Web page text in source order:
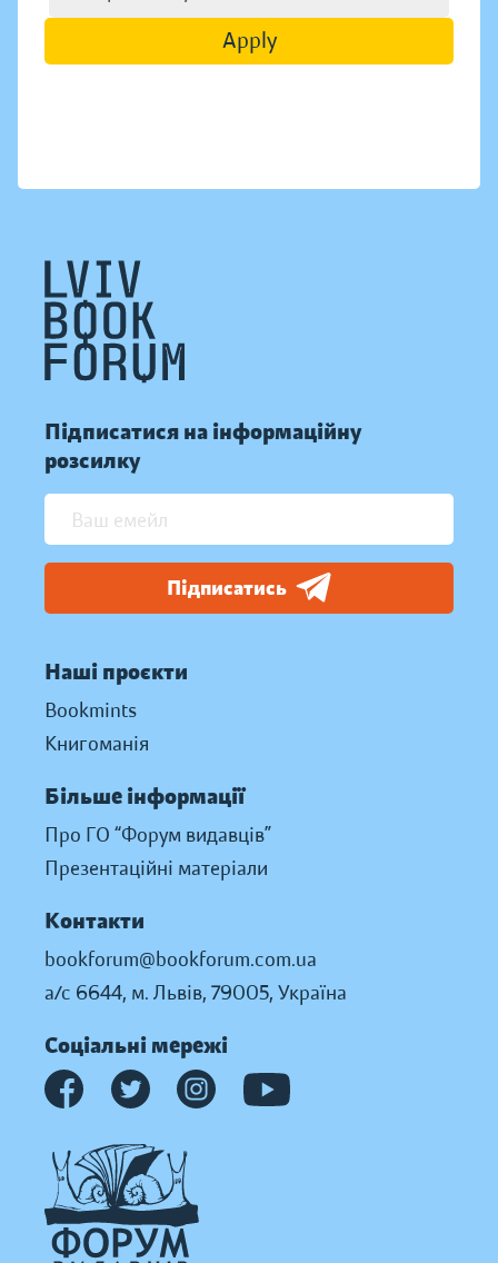
Apply
Підписатися на інформаційну
розсилку
Підписатись
Наші проєкти
Bookmints
Книгоманія
Більше інформації
Про ГО “Форум видавців”
Презентаційні матеріали
Контакти
bookforum@bookforum.com.ua
а/с 6644, м. Львів, 79005, Україна
Соціальні мережі